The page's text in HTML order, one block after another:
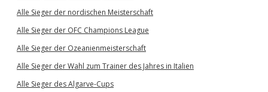
Alle Sieger der nordischen Meisterschaft
Alle Sieger der OFC Champions League
Alle Sieger der Ozeanienmeisterschaft
Alle Sieger der Wahl zum Trainer des Jahres in Italien
Alle Sieger des Algarve-Cups